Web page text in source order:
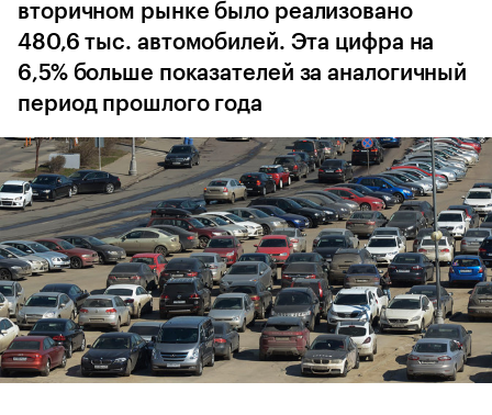
вторичном рынке было реализовано
480,6 тыс. автомобилей. Эта цифра на
6,5% больше показателей за аналогичный
период прошлого года